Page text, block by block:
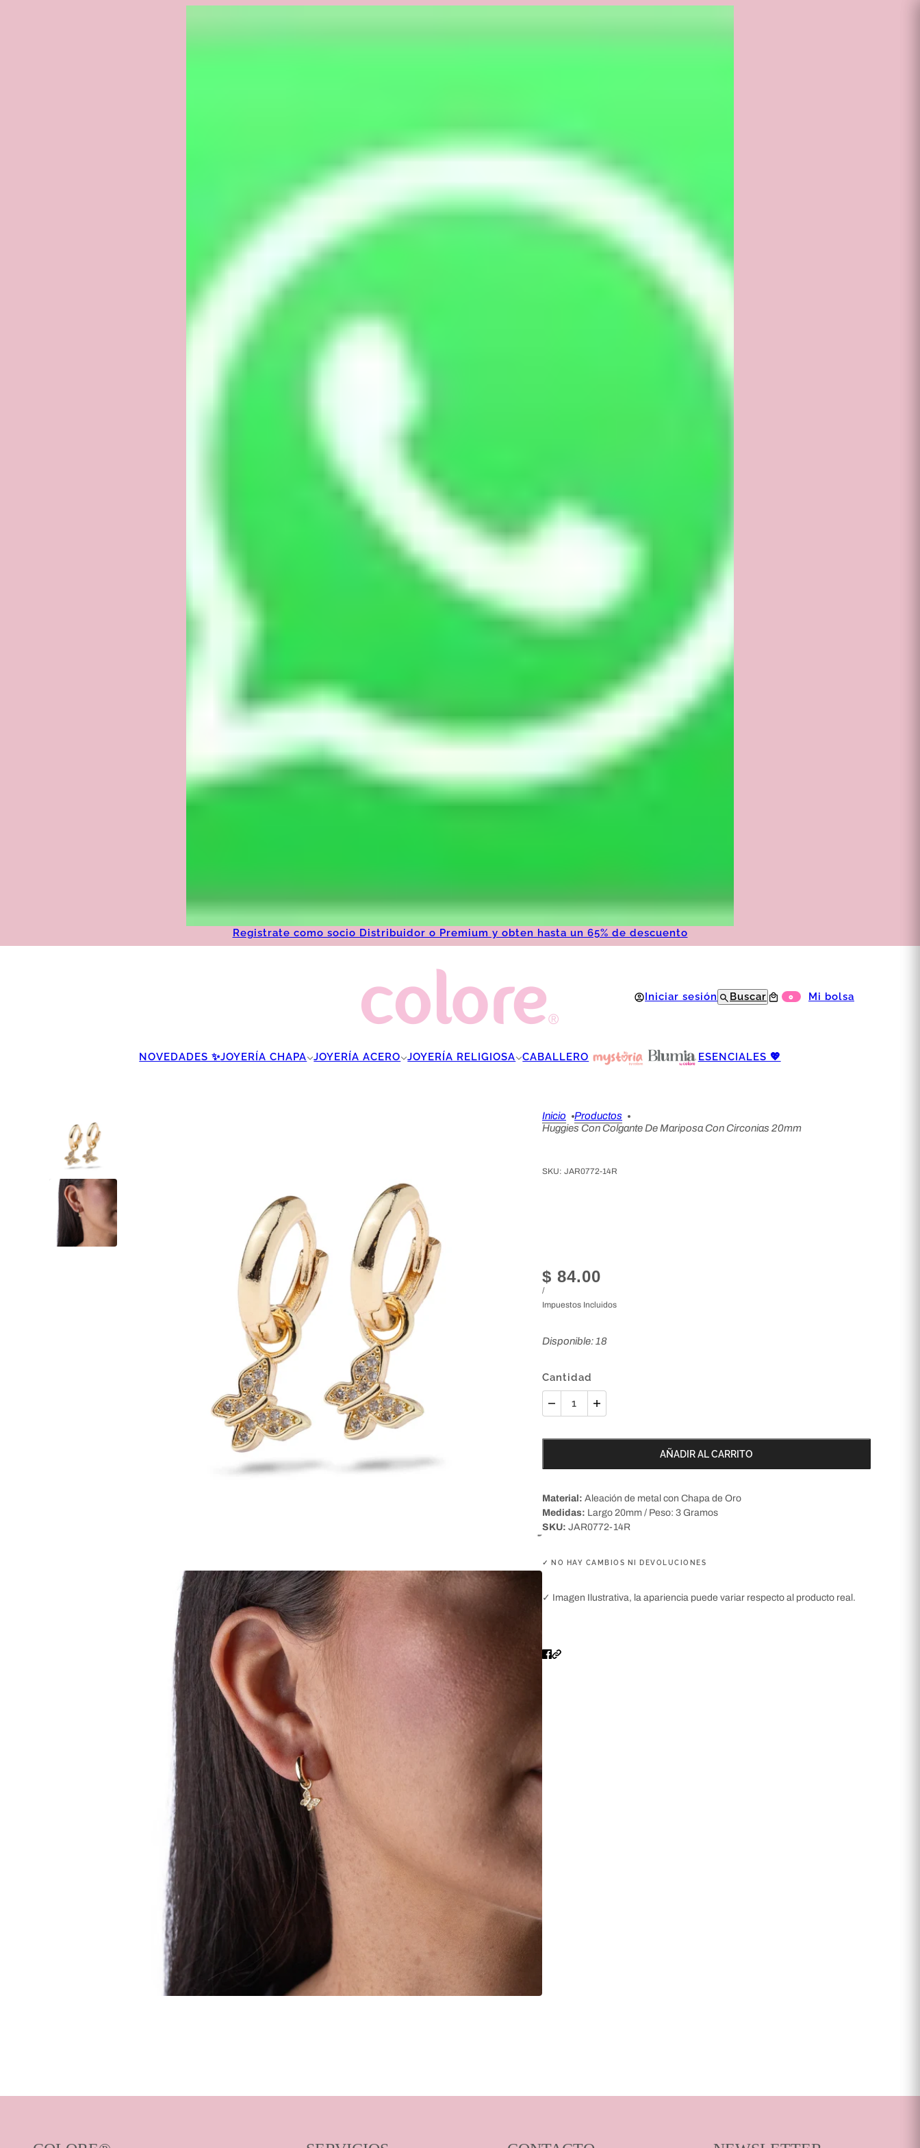
Registrate como socio Distribuidor o Premium y obten hasta un 65% de descuento
NOVEDADES ✨JOYERÍA CHAPA JOYERÍA ACERO JOYERÍA RELIGIOSA CABALLERO ESENCIALES 💖
Iniciar sesión Buscar Mi bolsa
Inicio
Productos
Huggies Con Colgante De Mariposa Con Circonias 20mm
SKU: JAR0772-14R
$ 84.00
/
Impuestos Incluidos
Disponible: 18
Cantidad
AÑADIR AL CARRITO
Material: Aleación de metal con Chapa de Oro
Medidas: Largo 20mm / Peso: 3 Gramos
SKU: JAR0772-14R
✓ NO HAY CAMBIOS NI DEVOLUCIONES
✓ Imagen Ilustrativa, la apariencia puede variar respecto al producto real.